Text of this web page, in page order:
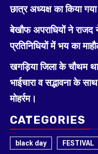
छात्र अध्यक्ष का किया
बेखौफ अपराधियों ने राजद
प्रतिनिधियों में भय का
खगड़िया जिला के चौथम
भाईचारा व सद्भावना के
मोहर्रम।
CATEGORIES
black day FESTIVAL